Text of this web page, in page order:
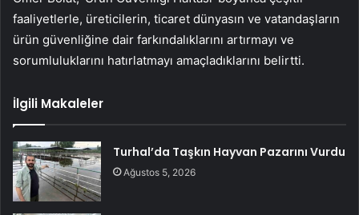
faaliyetlerle, üreticilerin, ticaret dünyasın ve vatandaşların
ürün güvenliğine dair farkındalıklarını artırmayı ve
sorumluluklarını hatırlatmayı amaçladıklarını belirtti.
İlgili Makaleler
Turhal’da Taşkın Hayvan Pazarını Vurdu
Ağustos 5, 2026